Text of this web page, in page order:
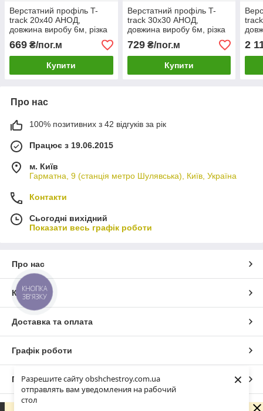
Разрешите сайту obshchestroy.com.ua
отправлять вам уведомления на рабочий
стол
×
Верстатний профіль T-
track 20х40 АНОД,
довжина виробу 6м, різка
кратно 3м.
669 ₴/пог.м
Купити
Верстатний профіль T-
track 30х30 АНОД,
довжина виробу 6м, різка
кратно 3м.
729₴/пог.м
Купити
2
Про нас
100% позитивних з 42 відгуків за рік
Працює з 19.06.2015
м. Київ
Гарматна, 9 (станція метро Шулявська), Київ, Україна
Контакти
Сьогодні вихідний
Показати весь графік роботи
Про нас
Контакти
Доставка та оплата
Графік роботи
Повна версія сайту
КНОПКА
ЗВ'ЯЗКУ